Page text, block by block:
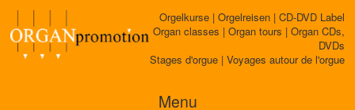
Orgelkurse | Orgelreisen | CD-DVD Label
Organ classes | Organ tours | Organ CDs,
DVDs
Stages d'orgue | Voyages autour de l'orgue
Menu